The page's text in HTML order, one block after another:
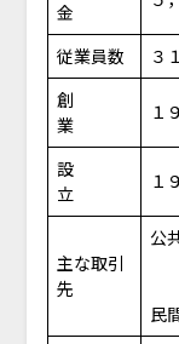
金
従業員数
３
創
業
１
設
立
１
主な取引
先
公